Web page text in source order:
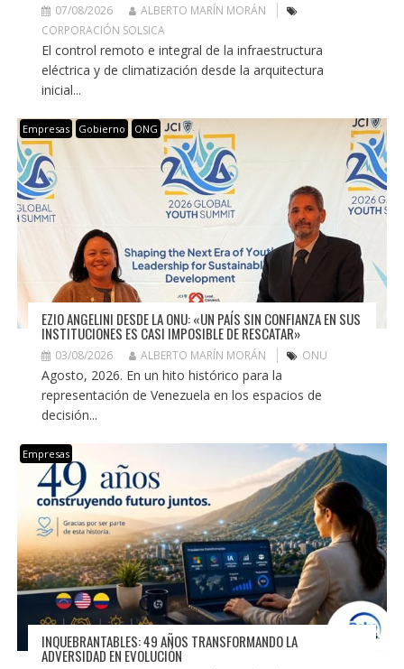
07/08/2026
ALBERTO MARÍN MORÁN
CORPORACIÓN SOLSICA
El control remoto e integral de la infraestructura
eléctrica y de climatización desde la arquitectura
inicial...
Empresas Gobierno ONG
EZIO ANGELINI DESDE LA ONU: «UN PAÍS SIN CONFIANZA EN SUS
INSTITUCIONES ES CASI IMPOSIBLE DE RESCATAR»
03/08/2026 ALBERTO MARÍN MORÁN ONU
Agosto, 2026. En un hito histórico para la
representación de Venezuela en los espacios de
decisión...
Empresas
INQUEBRANTABLES: 49 AÑOS TRANSFORMANDO LA
ADVERSIDAD EN EVOLUCIÓN